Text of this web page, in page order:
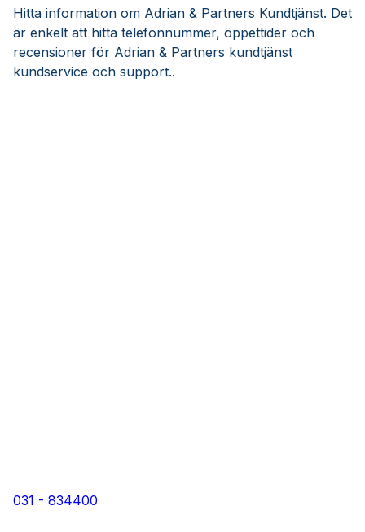
Hitta information om Adrian & Partners Kundtjänst. Det
är enkelt att hitta telefonnummer, öppettider och
recensioner för Adrian & Partners kundtjänst
kundservice och support..
031 - 834400